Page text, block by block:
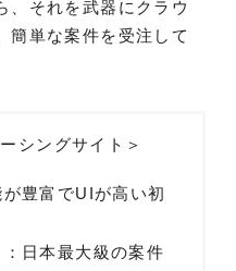
、それを武器にクラウ
簡単な案件を受注して
シングサイト＞
が豊富でUIが高い初
：日本最大級の案件